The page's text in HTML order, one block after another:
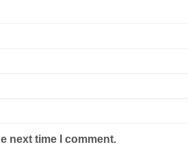
next time I comment.